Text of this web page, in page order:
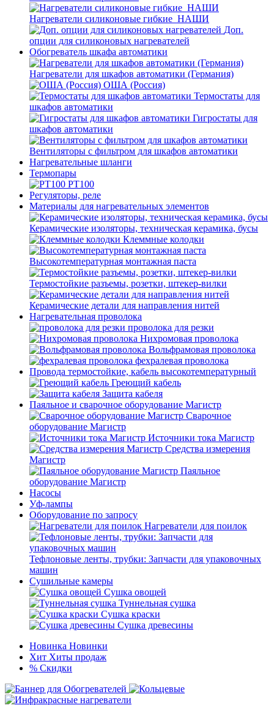
Нагреватели силиконовые гибкие_НАШИ
Доп.
опции для силиконовых нагревателей
Обогреватель шкафа автоматики
Нагреватели для шкафов автоматики (Германия)
ОША (Россия)
Термостаты для
шкафов автоматики
Гигростаты для
шкафов автоматики
Вентиляторы с фильтром для шкафов автоматики
Нагревательные шланги
Термопары
PT100
Регуляторы, реле
Материалы для нагревательных элементов
Керамические изоляторы, техническая керамика, бусы
Клеммные колодки
Высокотемпературная монтажная паста
Термостойкие разъемы, розетки, штекер-вилки
Керамические детали для направления нитей
Нагревательная проволока
проволока для резки
Нихромовая проволока
Вольфрамовая проволока
фехралевая проволока
Провода термостойкие, кабель высокотемпературный
Греющий кабель
Защита кабеля
Паяльное и сварочное оборудование Магистр
Сварочное
оборудование Магистр
Источники тока Магистр
Средства измерения
Магистр
Паяльное
оборудование Магистр
Насосы
Уф-лампы
Оборудование по запросу
Нагреватели для поилок
Тефлоновые ленты, трубки: Запчасти для упаковочных
машин
Сушильные камеры
Сушка овощей
Туннельная сушка
Сушка краски
Сушка древесины
Новинка Новинки
Хит Хиты продаж
% Скидки